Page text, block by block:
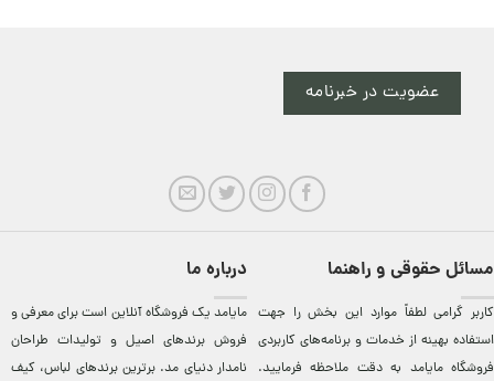
عضویت در خبرنامه
مسائل حقوقی و راهنما
کاربر گرامی لطفاً موارد این بخش را جهت
استفاده بهینه از خدمات و برنامه‌‏های کاربردی
فروشگاه مایامد به دقت ملاحظه فرمایید.
درباره ما
مایامد يک فروشگاه آنلاين است برای معرفی و
فروش برندهای اصيل و توليدات طراحان
نامدار دنيای مد. برترين‌ برندهای لباس، کيف